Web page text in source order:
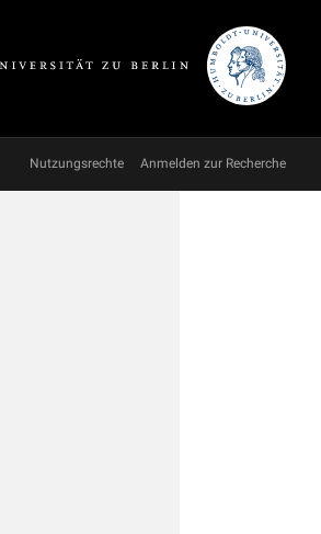
Nutzungsrechte Anmelden zur Recherche